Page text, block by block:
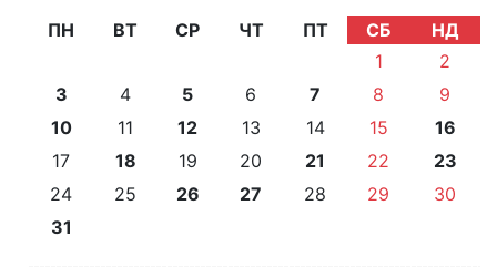
ПН
ВТ СР ЧТ ПТ СБ
НД
1
2
3
4 5 6 7 8
9
10
11 12 13 14 15
16
17
18 19 20 21 22
23
24
25 26 27 28 29
30
31